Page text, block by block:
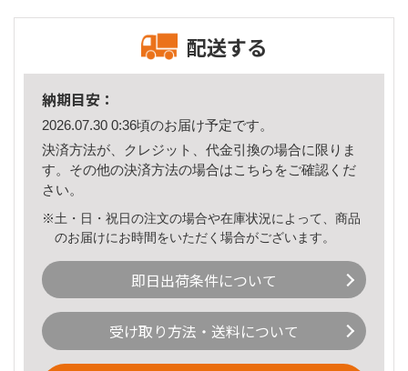
配送する
納期目安：
2026.07.30 0:36頃のお届け予定です。
決済方法が、クレジット、代金引換の場合に限りま
す。その他の決済方法の場合はこちら をご確認くだ
さい。
※土・日・祝日の注文の場合や在庫状況によって、商品
のお届けにお時間をいただく場合がございます。
即日出荷条件について
受け取り方法・送料について